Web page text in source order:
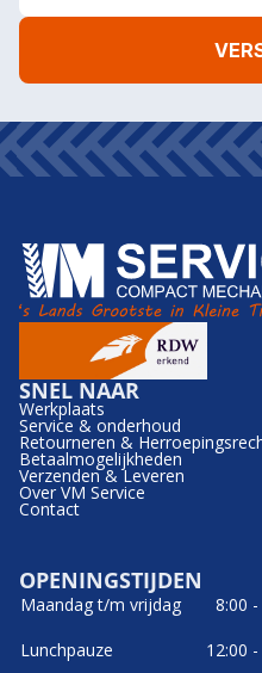
SNEL NAAR
Werkplaats
Service & onderhoud
Retourneren &
Betaalmogelijkheden
Verzenden & Leveren
Over VM Service
Contact
OPENINGSTIJDEN
Maandag t/m vrijdag
8:00
Lunchpauze
12:00